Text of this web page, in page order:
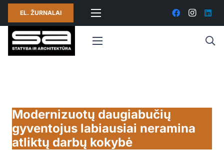
EL. ŽURNALAI
Modernizuotų daugiabučių
gyventojus labiausiai neramina
atliktų darbų kokybė